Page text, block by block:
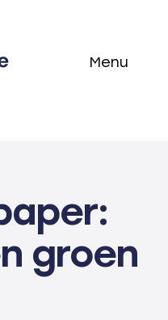
Menu
groen